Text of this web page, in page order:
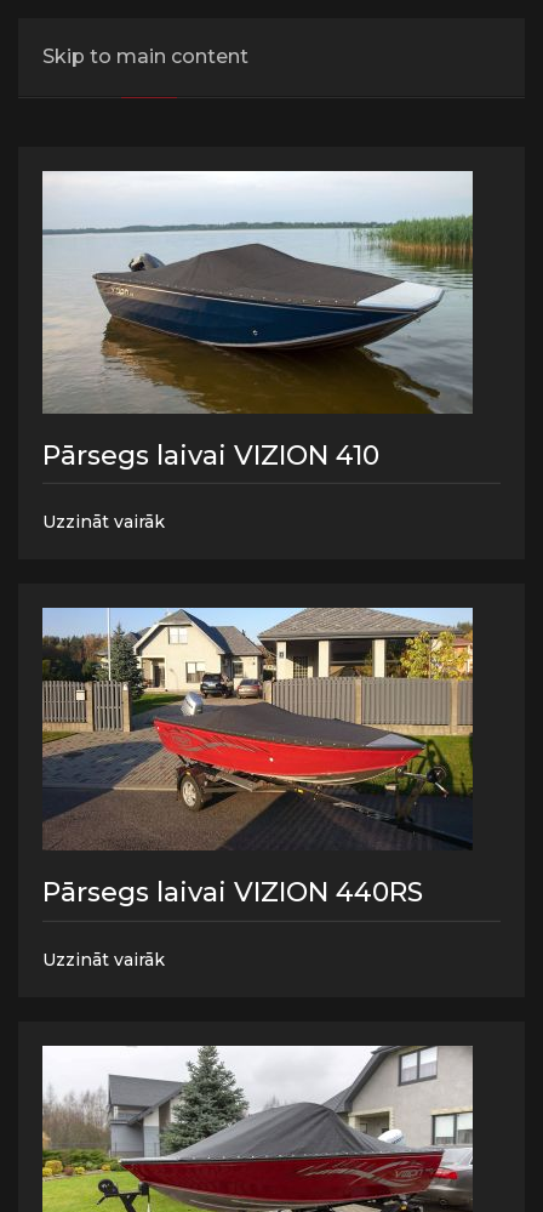
Skip to main content
Vizion laivu pārsegi
Pārsegs laivai VIZION 410
Uzzināt vairāk
Pārsegs laivai VIZION 440RS
Uzzināt vairāk